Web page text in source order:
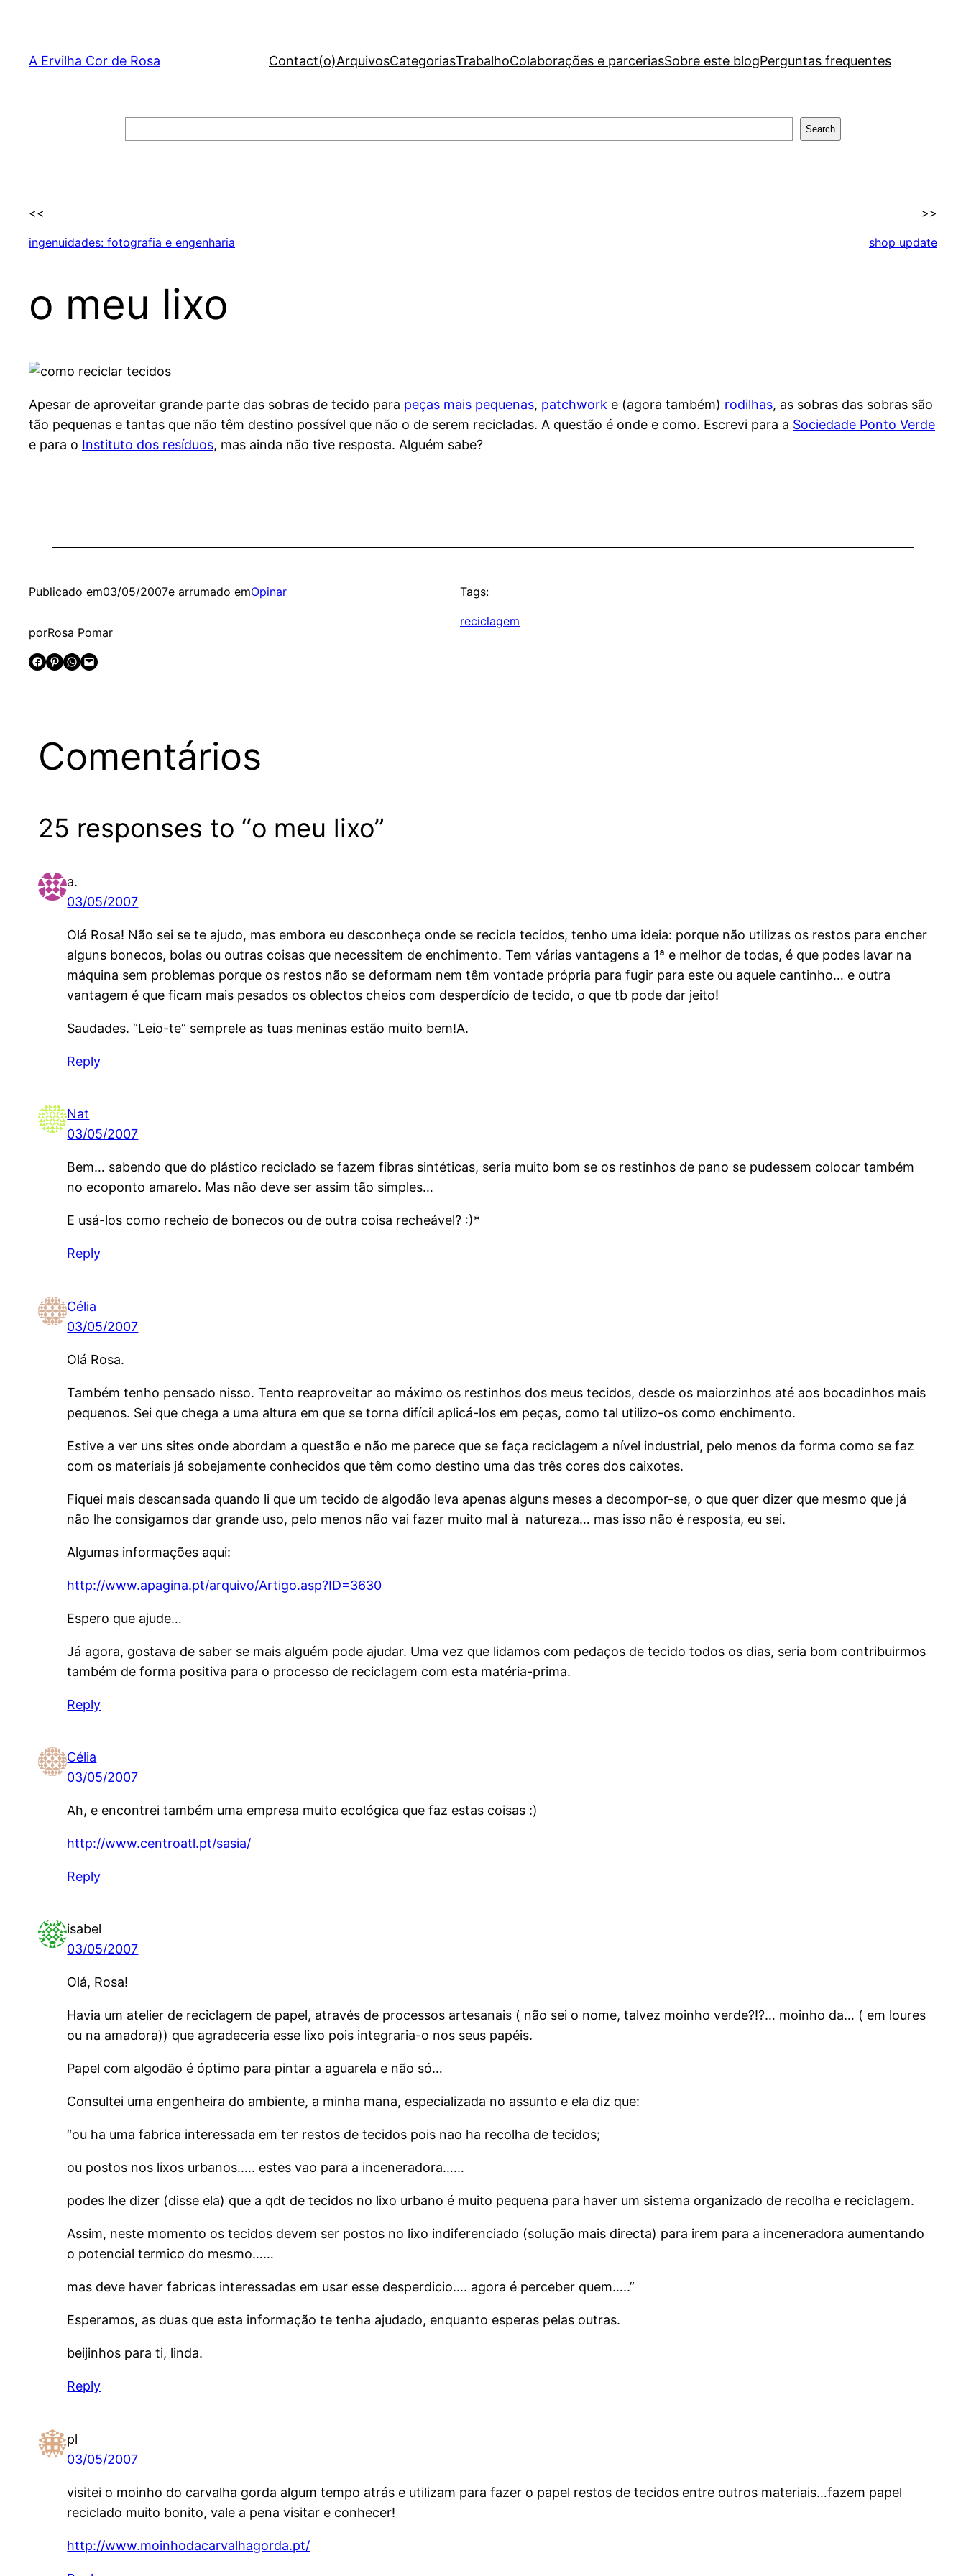
content
A Ervilha Cor de Rosa Contact(o)ArquivosCategoriasTrabalhoColaborações e parceriasSobre este blogPerguntas frequentes
Search
<<
ingenuidades: fotografia e engenharia
>>
shop update
o meu lixo
Apesar de aproveitar grande parte das sobras de tecido para peças mais pequenas, patchwork e (agora também) rodilhas, as sobras das sobras são
tão pequenas e tantas que não têm destino possível que não o de serem recicladas. A questão é onde e como. Escrevi para a Sociedade Ponto Verde
e para o Instituto dos resíduos, mas ainda não tive resposta. Alguém sabe?
Publicado em03/05/2007e arrumado emOpinar
porRosa Pomar
Share on Facebook
Share on Pinterest Share on WhatsApp Email this Page
Tags:
reciclagem
Comentários
25 responses to “o meu lixo”
a.
03/05/2007
Olá Rosa! Não sei se te ajudo, mas embora eu desconheça onde se recicla tecidos, tenho uma ideia: porque não utilizas os restos para encher
alguns bonecos, bolas ou outras coisas que necessitem de enchimento. Tem várias vantagens a 1ª e melhor de todas, é que podes lavar na
máquina sem problemas porque os restos não se deformam nem têm vontade própria para fugir para este ou aquele cantinho… e outra
vantagem é que ficam mais pesados os oblectos cheios com desperdício de tecido, o que tb pode dar jeito!
Saudades. “Leio-te” sempre!e as tuas meninas estão muito bem!A.
Reply
Nat
03/05/2007
Bem… sabendo que do plástico reciclado se fazem fibras sintéticas, seria muito bom se os restinhos de pano se pudessem colocar também
no ecoponto amarelo. Mas não deve ser assim tão simples…
E usá-los como recheio de bonecos ou de outra coisa recheável? :)*
Reply
Célia
03/05/2007
Olá Rosa.
Também tenho pensado nisso. Tento reaproveitar ao máximo os restinhos dos meus tecidos, desde os maiorzinhos até aos bocadinhos mais
pequenos. Sei que chega a uma altura em que se torna difícil aplicá-los em peças, como tal utilizo-os como enchimento.
Estive a ver uns sites onde abordam a questão e não me parece que se faça reciclagem a nível industrial, pelo menos da forma como se faz
com os materiais já sobejamente conhecidos que têm como destino uma das três cores dos caixotes.
Fiquei mais descansada quando li que um tecido de algodão leva apenas alguns meses a decompor-se, o que quer dizer que mesmo que já
não lhe consigamos dar grande uso, pelo menos não vai fazer muito mal à natureza… mas isso não é resposta, eu sei.
Algumas informações aqui:
http://www.apagina.pt/arquivo/Artigo.asp?ID=3630
Espero que ajude…
Já agora, gostava de saber se mais alguém pode ajudar. Uma vez que lidamos com pedaços de tecido todos os dias, seria bom contribuirmos
também de forma positiva para o processo de reciclagem com esta matéria-prima.
Reply
Célia
03/05/2007
Ah, e encontrei também uma empresa muito ecológica que faz estas coisas :)
http://www.centroatl.pt/sasia/
Reply
isabel
03/05/2007
Olá, Rosa!
Havia um atelier de reciclagem de papel, através de processos artesanais ( não sei o nome, talvez moinho verde?!?… moinho da… ( em loures
ou na amadora)) que agradeceria esse lixo pois integraria-o nos seus papéis.
Papel com algodão é óptimo para pintar a aguarela e não só…
Consultei uma engenheira do ambiente, a minha mana, especializada no assunto e ela diz que:
“ou ha uma fabrica interessada em ter restos de tecidos pois nao ha recolha de tecidos;
ou postos nos lixos urbanos….. estes vao para a inceneradora……
podes lhe dizer (disse ela) que a qdt de tecidos no lixo urbano é muito pequena para haver um sistema organizado de recolha e reciclagem.
Assim, neste momento os tecidos devem ser postos no lixo indiferenciado (solução mais directa) para irem para a inceneradora aumentando
o potencial termico do mesmo……
mas deve haver fabricas interessadas em usar esse desperdicio…. agora é perceber quem…..”
Esperamos, as duas que esta informação te tenha ajudado, enquanto esperas pelas outras.
beijinhos para ti, linda.
Reply
pl
03/05/2007
visitei o moinho do carvalha gorda algum tempo atrás e utilizam para fazer o papel restos de tecidos entre outros materiais…fazem papel
reciclado muito bonito, vale a pena visitar e conhecer!
http://www.moinhodacarvalhagorda.pt/